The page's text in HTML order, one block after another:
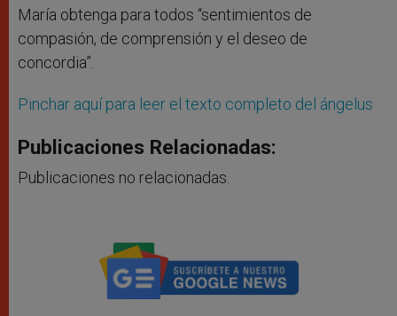
María obtenga para todos “sentimientos de
compasión, de comprensión y el deseo de
concordia”.
Pinchar aquí para leer el texto completo del ángelus
Publicaciones Relacionadas:
Publicaciones no relacionadas.